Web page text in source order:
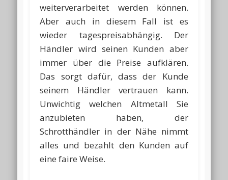
weiterverarbeitet werden können.
Aber auch in diesem Fall ist es
wieder tagespreisabhängig. Der
Händler wird seinen Kunden aber
immer über die Preise aufklären.
Das sorgt dafür, dass der Kunde
seinem Händler vertrauen kann.
Unwichtig welchen Altmetall Sie
anzubieten haben, der
Schrotthändler in der Nähe nimmt
alles und bezahlt den Kunden auf
eine faire Weise.